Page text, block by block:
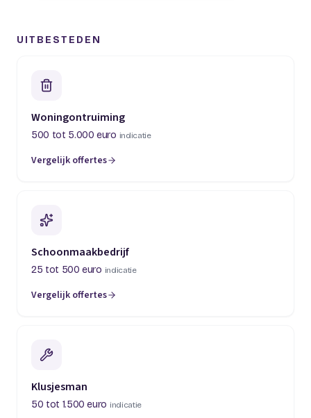
UITBESTEDEN
Woningontruiming
500 tot 5.000 euro indicatie
Vergelijk offertes
(opent in een nieuw tabblad)
Schoonmaakbedrijf
25 tot 500 euro indicatie
Vergelijk offertes
(opent in een nieuw tabblad)
Klusjesman
50 tot 1.500 euro indicatie